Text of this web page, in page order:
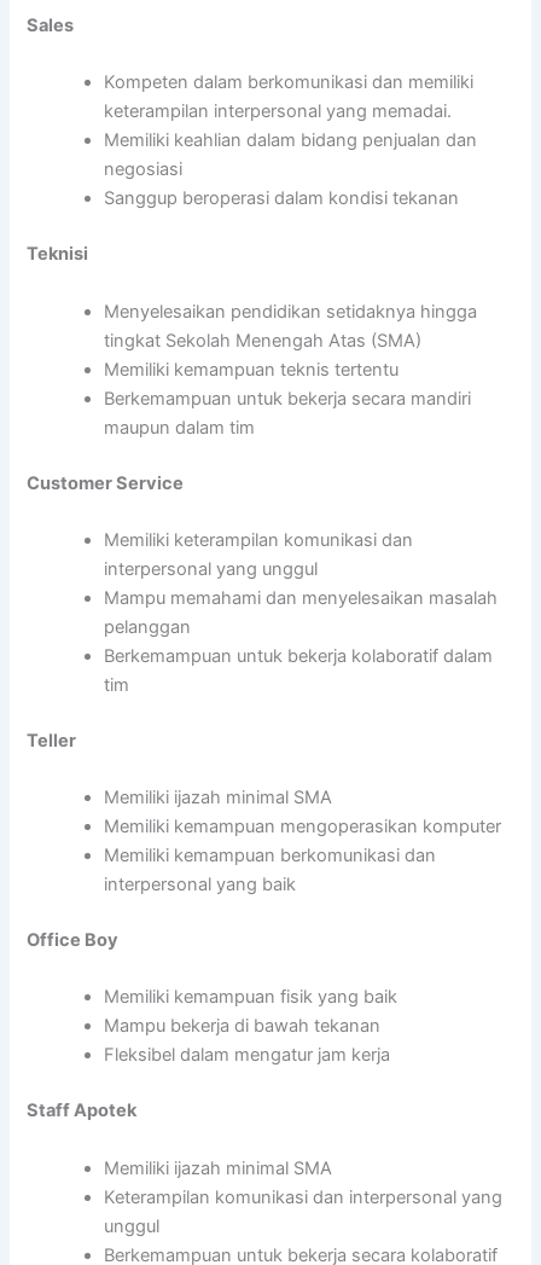
Sales
Kompeten dalam berkomunikasi dan memiliki
keterampilan interpersonal yang memadai.
Memiliki keahlian dalam bidang penjualan dan
negosiasi
Sanggup beroperasi dalam kondisi tekanan
Teknisi
Menyelesaikan pendidikan setidaknya hingga
tingkat Sekolah Menengah Atas (SMA)
Memiliki kemampuan teknis tertentu
Berkemampuan untuk bekerja secara mandiri
maupun dalam tim
Customer Service
Memiliki keterampilan komunikasi dan
interpersonal yang unggul
Mampu memahami dan menyelesaikan masalah
pelanggan
Berkemampuan untuk bekerja kolaboratif dalam
tim
Teller
Memiliki ijazah minimal SMA
Memiliki kemampuan mengoperasikan komputer
Memiliki kemampuan berkomunikasi dan
interpersonal yang baik
Office Boy
Memiliki kemampuan fisik yang baik
Mampu bekerja di bawah tekanan
Fleksibel dalam mengatur jam kerja
Staff Apotek
Memiliki ijazah minimal SMA
Keterampilan komunikasi dan interpersonal yang
unggul
Berkemampuan untuk bekerja secara kolaboratif